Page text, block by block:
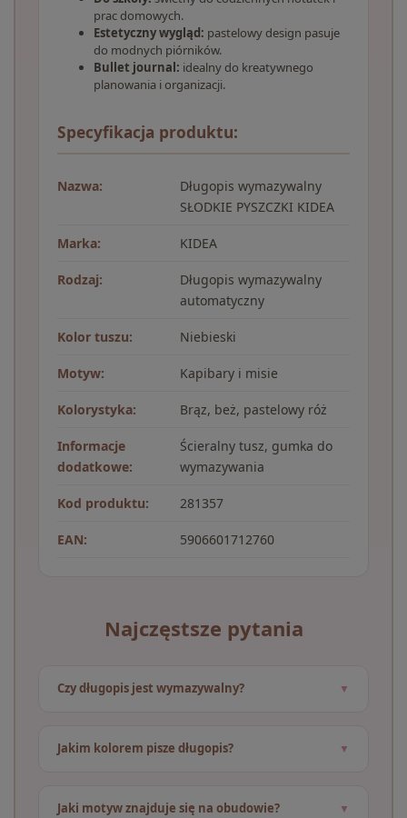
prac domowych.
Estetyczny wygląd: pastelowy design pasuje
do modnych piórników.
Bullet journal: idealny do kreatywnego
planowania i organizacji.
Specyfikacja produktu:
Nazwa:
Długopis wymazywalny
SŁODKIE PYSZCZKI KIDEA
Marka: KIDEA
Rodzaj:
Długopis wymazywalny
automatyczny
Kolor tuszu: Niebieski
Motyw: Kapibary i misie
Kolorystyka: Brąz, beż, pastelowy róż
Informacje
dodatkowe:
Ścieralny tusz, gumka do
wymazywania
Kod produktu: 281357
EAN: 5906601712760
Najczęstsze pytania
Czy długopis jest wymazywalny?
Jakim kolorem pisze długopis?
Jaki motyw znajduje się na obudowie?